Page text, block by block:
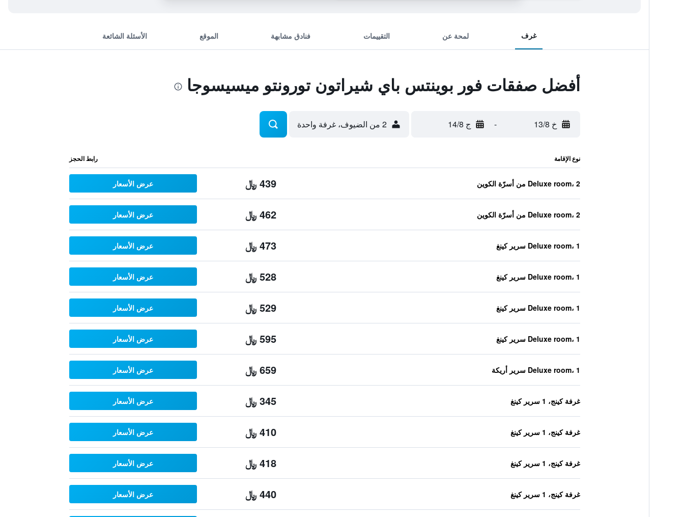
غرف لمحة عن التقييمات فنادق مشابهة الموقع الأسئلة الشائعة
أفضل صفقات فور بوينتس باي شيراتون تورونتو ميسيسوجا
خ 13/8 - ج 14/8 2 من الضيوف، غرفة واحدة
نوع الإقامة رابط الحجز
Deluxe room، 2 من أسرّة الكوين 439 ﷼ عرض الأسعار
Deluxe room، 2 من أسرّة الكوين 462 ﷼ عرض الأسعار
Deluxe room، 1 سرير كينغ 473 ﷼ عرض الأسعار
Deluxe room، 1 سرير كينغ 528 ﷼ عرض الأسعار
Deluxe room، 1 سرير كينغ 529 ﷼ عرض الأسعار
Deluxe room، 1 سرير كينغ 595 ﷼ عرض الأسعار
Deluxe room، 1 سرير أريكة 659 ﷼ عرض الأسعار
غرفة كينج، 1 سرير كينغ 345 ﷼ عرض الأسعار
غرفة كينج، 1 سرير كينغ 410 ﷼ عرض الأسعار
غرفة كينج، 1 سرير كينغ 418 ﷼ عرض الأسعار
غرفة كينج، 1 سرير كينغ 440 ﷼ عرض الأسعار